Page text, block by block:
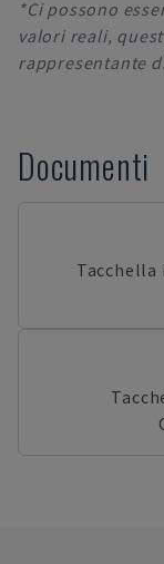
*Ci possono
valori reali,
rappresentante
Documenti
Tacchella